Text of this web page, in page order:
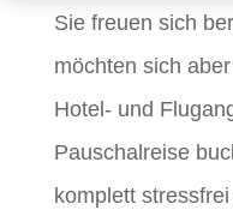
Sie freuen sich
möchten sich
Hotel- und
Pauschalreise
komplett